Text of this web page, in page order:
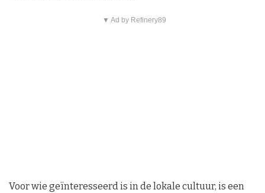
▼ Ad by Refinery89
Voor wie geïnteresseerd is in de lokale cultuur, is een